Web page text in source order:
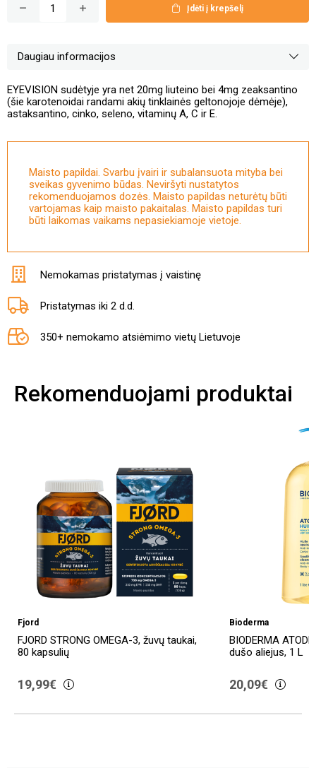
Įdėti į krepšelį
Daugiau informacijos
EYEVISION sudėtyje yra net 20mg liuteino bei 4mg zeaksantino
(šie karotenoidai randami akių tinklainės geltonojoje dėmėje),
astaksantino, cinko, seleno, vitaminų A, C ir E.
Maisto papildai. Svarbu įvairi ir subalansuota mityba bei
sveikas gyvenimo būdas. Neviršyti nustatytos
rekomenduojamos dozės. Maisto papildas neturėtų būti
vartojamas kaip maisto pakaitalas. Maisto papildas turi
būti laikomas vaikams nepasiekiamoje vietoje.
Nemokamas pristatymas į vaistinę
Pristatymas iki 2 d.d.
350+ nemokamo atsiėmimo vietų Lietuvoje
Rekomenduojami produktai
Fjord
FJORD STRONG OMEGA-3, žuvų taukai,
80 kapsulių
19,99€
Bioderma
BIODERMA
dušo aliejus, 1 L
20,09€